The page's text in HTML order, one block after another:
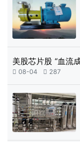
美股芯片股 “血流
 08-04  287